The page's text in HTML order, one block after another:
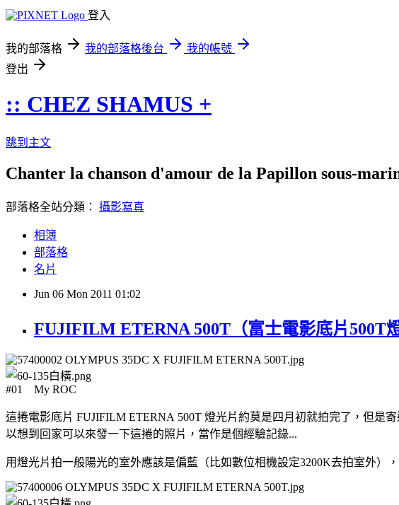
登入
我的部落格 我的部落格後台
我的帳號
登出
:: CHEZ SHAMUS +
跳到主文
Chanter la chanson d'amour de la Papillon sous-
部落格全站分類： 攝影寫真
相簿
部落格
名片
Jun 06 Mon 2011 01:02
FUJIFILM ETERNA 500T（富士電影底片500T
#01 My ROC
這捲電影底片 FUJIFILM ETERNA 500T 燈光片約莫是四月初就拍完了，但是
以想到回家可以來發一下這捲的照片，當作是個經驗記錄...
用燈光片拍一般陽光的室外應該是偏藍（比如數位相機設定3200K去拍室外）